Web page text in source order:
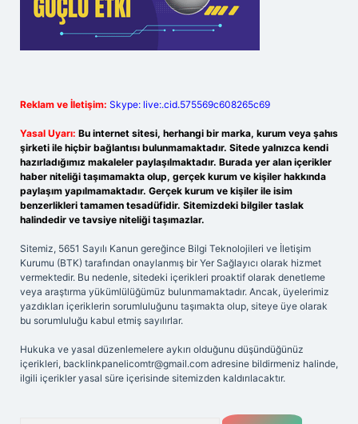
Reklam ve İletişim: Skype: live:.cid.575569c608265c69
Yasal Uyarı: Bu internet sitesi, herhangi bir marka, kurum veya şahıs
şirketi ile hiçbir bağlantısı bulunmamaktadır. Sitede yalnızca kendi
hazırladığımız makaleler paylaşılmaktadır. Burada yer alan içerikler
haber niteliği taşımamakta olup, gerçek kurum ve kişiler hakkında
paylaşım yapılmamaktadır. Gerçek kurum ve kişiler ile isim
benzerlikleri tamamen tesadüfidir. Sitemizdeki bilgiler taslak
halindedir ve tavsiye niteliği taşımazlar.
Sitemiz, 5651 Sayılı Kanun gereğince Bilgi Teknolojileri ve İletişim
Kurumu (BTK) tarafından onaylanmış bir Yer Sağlayıcı olarak hizmet
vermektedir. Bu nedenle, sitedeki içerikleri proaktif olarak denetleme
veya araştırma yükümlülüğümüz bulunmamaktadır. Ancak, üyelerimiz
yazdıkları içeriklerin sorumluluğunu taşımakta olup, siteye üye olarak
bu sorumluluğu kabul etmiş sayılırlar.
Hukuka ve yasal düzenlemelere aykırı olduğunu düşündüğünüz
içerikleri, backlinkpanelicomtr@gmail.com adresine bildirmeniz halinde,
ilgili içerikler yasal süre içerisinde sitemizden kaldırılacaktır.